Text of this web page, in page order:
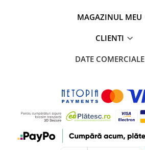
MAGAZINUL MEU
CLIENTI
DATE COMERCIALE